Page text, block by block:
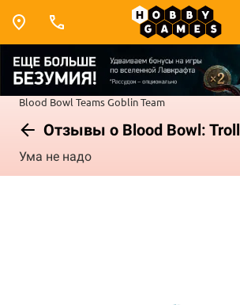
Blood Bowl TeamsGoblin Team
Отзывы о Blood Bowl: Troll
Ума не надо